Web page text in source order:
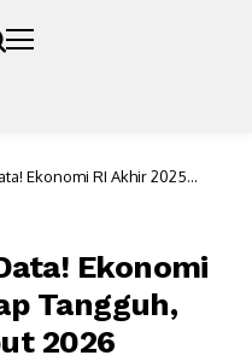
Ekonomi RI Akhir 2025
Ekonomi
Tangguh,
2026